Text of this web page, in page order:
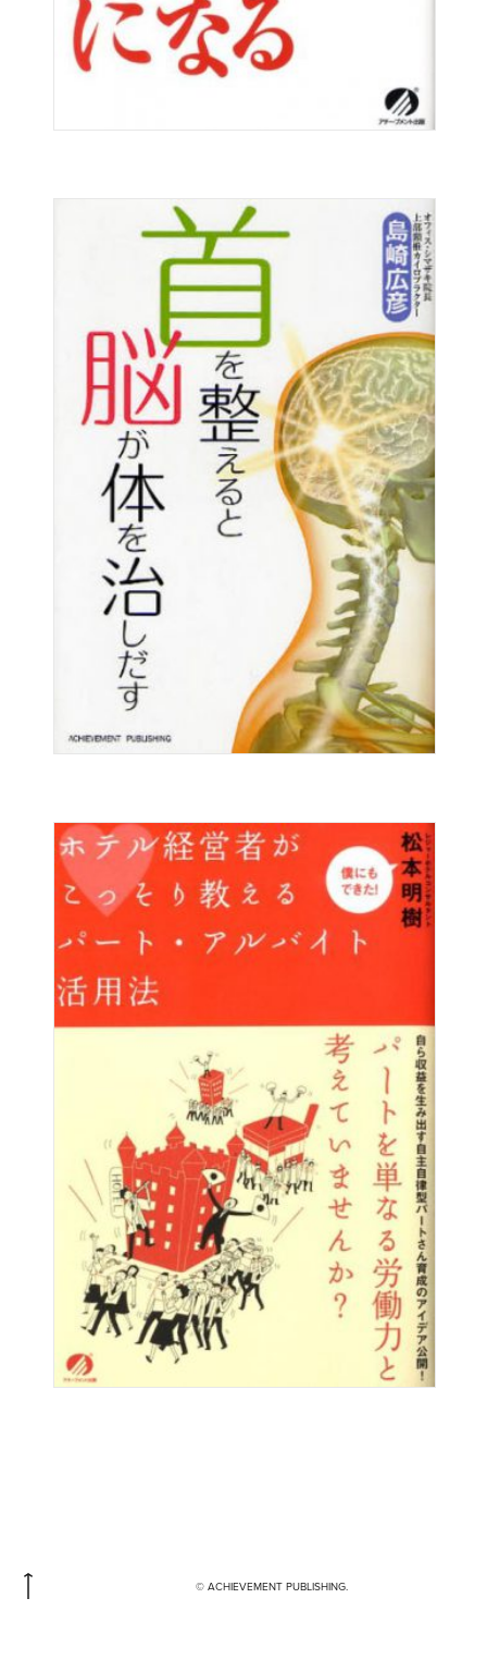
© ACHIEVEMENT PUBLISHING.